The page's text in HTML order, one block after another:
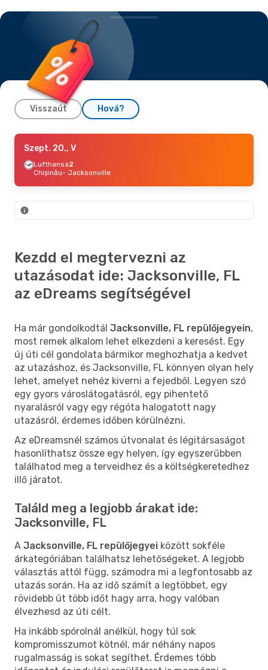
Visszaút Hová?
Aug. 24., H - Aug. 27., Cs
American Airlines
Newark- Jacksonville
Jacksonville- Newark
Szept. 5., Szo- Szept. 11., P
American Airlines
Jacksonville
- Spokane
Szept. 20., V
Lufthansa2
Chișinău- Jacksonville
Kezdd el megtervezni az
utazásodat ide: Jacksonville, FL
az eDreams segítségével
Ha már gondolkodtál Jacksonville, FL repülőjegyein,
most remek alkalom lehet elkezdeni a keresést. Egy
új úti cél gondolata bármikor meghozhatja a kedvet
az utazáshoz, és Jacksonville, FL könnyen olyan hely
lehet, amelyet nehéz kiverni a fejedből. Legyen szó
egy gyors városlátogatásról, egy pihentető
nyaralásról vagy egy régóta halogatott nagy
utazásról, érdemes időben körülnézni.
Az eDreamsnél számos útvonalat és légitársaságot
hasonlíthatsz össze egy helyen, így egyszerűbben
találhatod meg a terveidhez és a költségkeretedhez
illő járatot.
Találd meg a legjobb árakat ide:
Jacksonville, FL
A Jacksonville, FL repülőjegyei között sokféle
árkategóriában találhatsz lehetőségeket. A legjobb
választás attól függ, számodra mi a legfontosabb az
utazás során. Ha az idő számít a legtöbbet, egy
rövidebb út több időt hagy arra, hogy valóban
élvezhesd az úti célt.
Ha inkább spórolnál anélkül, hogy túl sok
kompromisszumot kötnél, már néhány napos
rugalmasság is sokat segíthet. Érdemes több